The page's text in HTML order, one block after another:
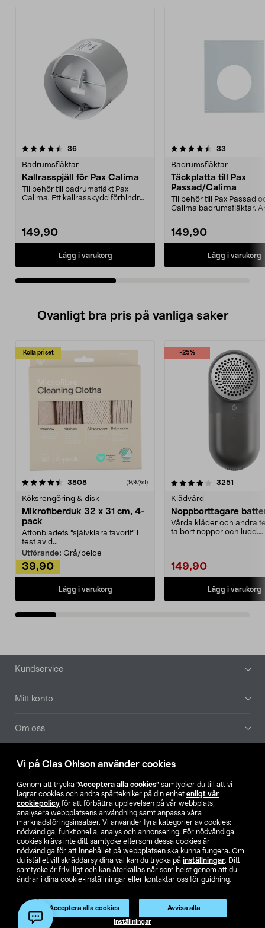
Vi på Clas Ohlson använder cookies
Genom att trycka ”Acceptera alla cookies” samtycker du till att vi
lagrar cookies och andra spårtekniker på din enhet enligt vår
cookiepolicy för att förbättra upplevelsen på vår webbplats,
analysera webbplatsens användning samt anpassa våra
marknadsföringsinsatser. Vi använder fyra kategorier av cookies:
nödvändiga, funktionella, analys och annonsering. För nödvändiga
cookies krävs inte ditt samtycke eftersom dessa cookies är
nödvändiga för att innehållet på webbplatsen ska kunna fungera. Om
du istället vill skräddarsy dina val kan du trycka på inställningar. Ditt
samtycke är frivilligt och kan återkallas när som helst genom att du
ändrar i dina cookie-inställningar eller kontaktar oss för guidning.
Acceptera alla cookies Avvisa alla
Inställningar
36recensioner
Badrumsfläktar
Kallrasspjäll för Pax Calima
Tillbehör till badrumsfläkt Pax
Calima. Ett kallrasskydd förhindrar
149,90
Lägg i varukorg
4.5av 5 stjärnor 33
Badrumsfläktar
Täckplatta till Pax
Passad/Calima
Tillbehör till Pax Passad
Calima badrumsfläktar.
149,90
Lägg i varukorg
5.0av 5 stjärnor
Ovanligt bra pris på vanliga saker
Kolla priset
3808recensioner (9,97/st)
Köksrengöring & disk
Mikrofiberduk 32 x 31 cm, 4-
pack
Aftonbladets "självklara favorit” i
test av d...
Utförande: Grå/beige
39,90
Lägg i varukorg
-25%
4.0av 5 stjärnor 3251
Klädvård
Noppborttagare
Vårda kläder och andra
ta bort noppor och ludd.
149,90
Lägg i varukorg
4.5av 5 stjärnor
Sidfot
Kundservice
Mitt konto
Om oss
Aktuellt
Våra bolag
Hitta butik
SE NO FI
Köpvillkor Privacy statement Klubbvillkor